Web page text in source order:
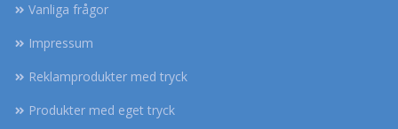
Vanliga frågor
Impressum
Reklamprodukter med tryck
Produkter med eget tryck